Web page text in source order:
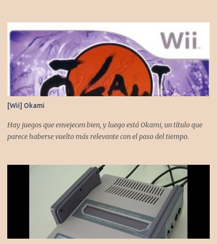
[Wii] Okami
Hay juegos que envejecen bien, y luego está Okami, un título que
parece haberse vuelto más relevante con el paso del tiempo.